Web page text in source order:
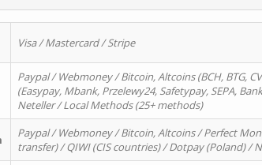
Visa / Mastercard / Stripe
Paypal / Webmoney / Bitcoin, Altcoins (BCH, BTG,
(Easypay, Mbank, Przelewy24, Safetypay, SEPA,
Neteller / Local Methods (25+ methods)
Paypal / Webmoney / Bitcoin, Altcoins / Perfect
transfer) / QIWI (CIS countries) / Dotpay (Poland) /